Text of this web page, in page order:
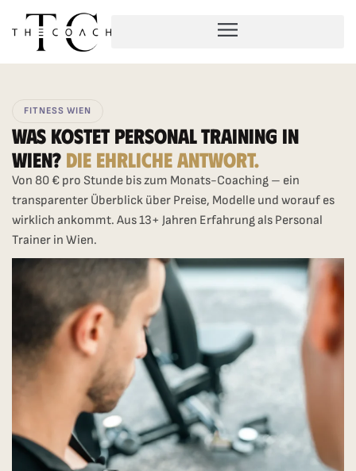
FITNESS WIEN
Was Kostet Personal Training In
Wien? Die Ehrliche Antwort.
Von 80 € pro Stunde bis zum Monats-Coaching – ein
transparenter Überblick über Preise, Modelle und worauf es
wirklich ankommt. Aus 13+ Jahren Erfahrung als Personal
Trainer in Wien.